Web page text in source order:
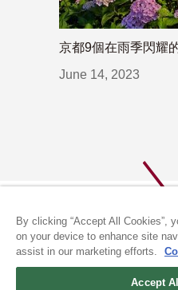
京都9個在雨季閃耀
June 14, 2023
By clicking “Accept All Cookies”,
on your device to enhance site
assist in our marketing efforts.
Accept